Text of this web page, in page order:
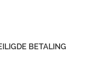
BETALING